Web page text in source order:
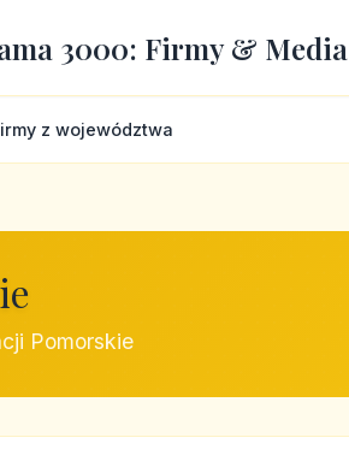
3000: Firmy & Media
z województwa
Pomorskie